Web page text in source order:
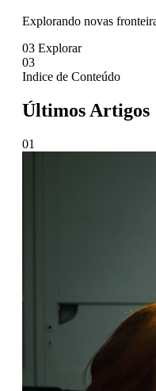
Explorando novas
03 Explorar
03
Indice de Conteúdo
Últimos Artigos
01